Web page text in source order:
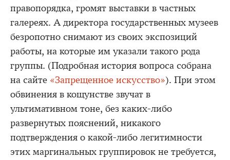
правопорядка, громят выставки в частных
галереях. А директора государственных музеев
безропотно снимают из своих экспозиций
работы, на которые им указали такого рода
группы. (Подробная история вопроса собрана
на сайте «Запрещенное искусство»). При этом
обвинения в кощунстве звучат в
ультимативном тоне, без каких-либо
развернутых пояснений, никакого
подтверждения о какой-либо легитимности
этих маргинальных группировок не требуется,